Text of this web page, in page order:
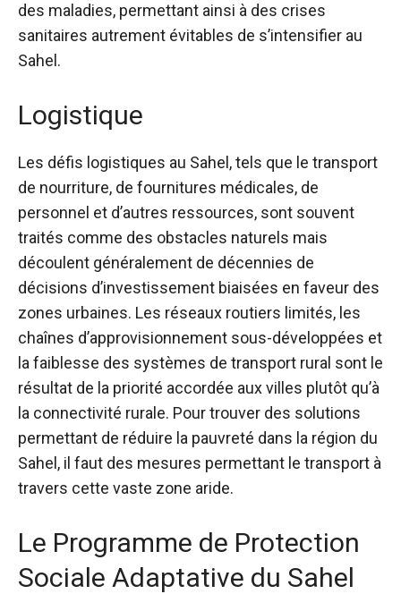
des maladies, permettant ainsi à des crises
sanitaires autrement évitables de s’intensifier au
Sahel.
Logistique
Les défis logistiques au Sahel, tels que le transport
de nourriture, de fournitures médicales, de
personnel et d’autres ressources, sont souvent
traités comme des obstacles naturels mais
découlent généralement de décennies de
décisions d’investissement biaisées en faveur des
zones urbaines. Les réseaux routiers limités, les
chaînes d’approvisionnement sous-développées et
la faiblesse des systèmes de transport rural sont le
résultat de la priorité accordée aux villes plutôt qu’à
la connectivité rurale. Pour trouver des solutions
permettant de réduire la pauvreté dans la région du
Sahel, il faut des mesures permettant le transport à
travers cette vaste zone aride.
Le Programme de Protection
Sociale Adaptative du Sahel